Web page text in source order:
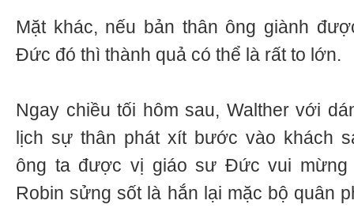
Mặt khác, nếu bản thân ông giành
Đức đó thì thành quả có thể là rất to lớn.
Ngay chiều tối hôm sau, Walther với
lịch sự thân phát xít bước vào khách
ông ta được vị giáo sư Đức vui mừng
Robin sửng sốt là hắn lại mặc bộ quân